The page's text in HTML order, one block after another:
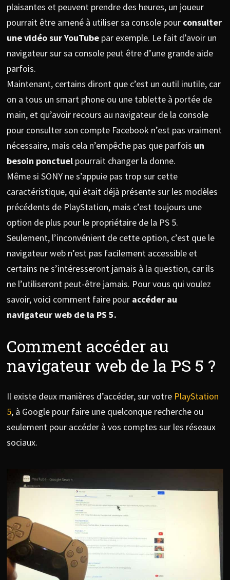
plaisantes et peuvent prendre des heures, un joueur
pourrait être amené à utiliser sa console pourconsulter
une vidéo sur YouTube par exemple. Le fait d’avoir un
navigateur sur sa console peut être d’une grande aide
parfois.
Maintenant, certains diront que c’est un outil inutile, car
on a tous un smart phone ou une tablette à portée de
main, et qu’avoir recours au navigateur de la console
pour consulter son compte Facebook n’est pas vraiment
nécessaire, mais cela n’empêche pas que parfois un
besoin ponctuel pourrait changer la donne.
Même si SONY ne s’appuie pas trop sur cette
caractéristique, qui était déjà présente sur les modèles
précédents de PlayStation, mais c’est toujours une
option de plus pour le propriétaire de la PS 5.
Seulement, l’inconvénient de cette option, c’est que le
navigateur web n’est pas facilement accessible et
certains ne s’intéresseront jamais à la question, car ils
ne l’utiliseront peut-être jamais. Pour vous qui voulez
savoir, voici comment faire pour accéder au
navigateur web de la PS 5.
Comment accéder au
navigateur web de la PS 5 ?
Il existe deux manières d’accéder, sur votre PlayStation
5, à Google pour faire une quelconque recherche ou
seulement pour accéder à vos comptes sur les réseaux
sociaux.